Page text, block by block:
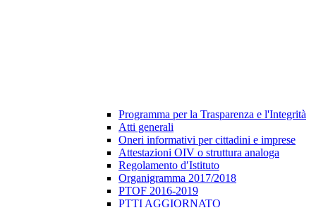
Programma per la Trasparenza e l'Integrità
Atti generali
Oneri informativi per cittadini e imprese
Attestazioni OIV o struttura analoga
Regolamento d′Istituto
Organigramma 2017/2018
PTOF 2016-2019
PTTI AGGIORNATO